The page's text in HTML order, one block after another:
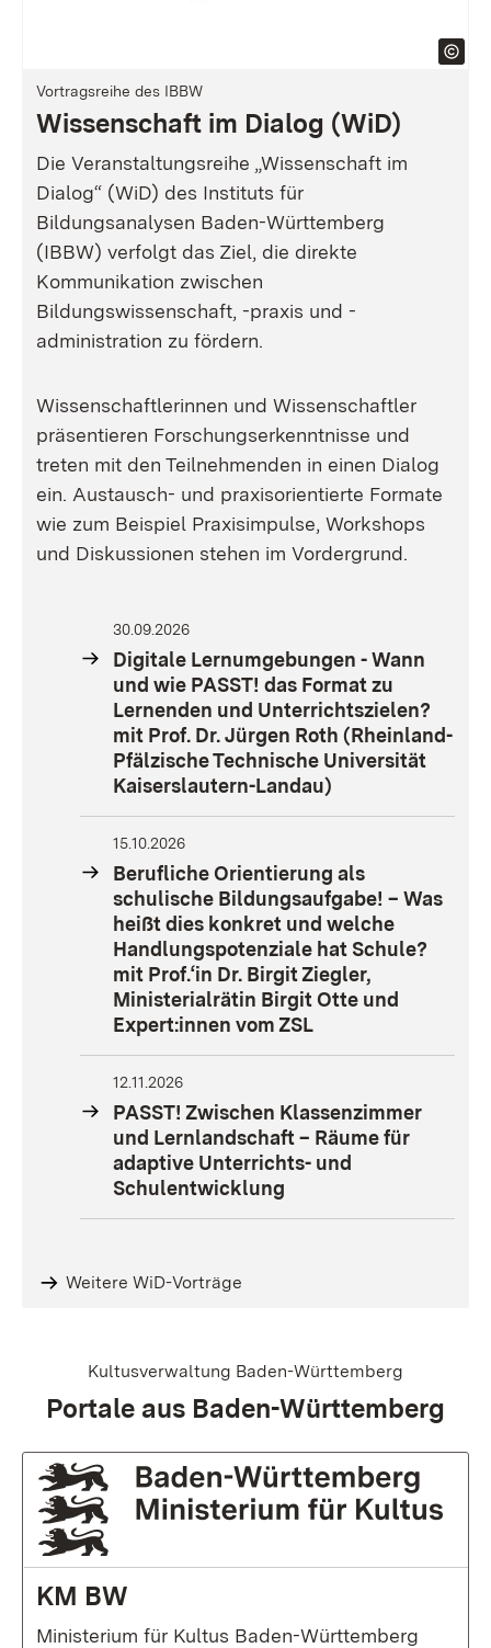
Vortragsreihe des IBBW
Wissenschaft im Dialog (WiD)
Die Veranstaltungsreihe „Wissenschaft im
Dialog“ (WiD) des Instituts für
Bildungsanalysen Baden-Württemberg
(IBBW) verfolgt das Ziel, die direkte
Kommunikation zwischen
Bildungswissenschaft, -praxis und -
administration zu fördern.
Wissenschaftlerinnen und Wissenschaftler
präsentieren Forschungserkenntnisse und
treten mit den Teilnehmenden in einen Dialog
ein. Austausch- und praxisorientierte Formate
wie zum Beispiel Praxisimpulse, Workshops
und Diskussionen stehen im Vordergrund.
30.09.2026
Digitale Lernumgebungen - Wann
und wie PASST! das Format zu
Lernenden und Unterrichtszielen?
mit Prof. Dr. Jürgen Roth (Rheinland-
Pfälzische Technische Universität
Kaiserslautern-Landau)
15.10.2026
Berufliche Orientierung als
schulische Bildungsaufgabe! – Was
heißt dies konkret und welche
Handlungspotenziale hat Schule?
mit Prof.‘in Dr. Birgit Ziegler,
Ministerialrätin Birgit Otte und
Expert:innen vom ZSL
12.11.2026
PASST! Zwischen Klassenzimmer
und Lernlandschaft – Räume für
adaptive Unterrichts- und
Schulentwicklung
Weitere WiD-Vorträge
Kultusverwaltung Baden-Württemberg
Portale aus Baden-Württemberg
KM BW
Ministerium für Kultus Baden-Württemberg